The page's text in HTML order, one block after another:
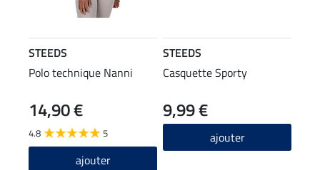
STEEDS
Polo technique Nanni
14,90 €
4.8 5
ajouter
STEEDS
Casquette Sporty
9,99 €
ajouter